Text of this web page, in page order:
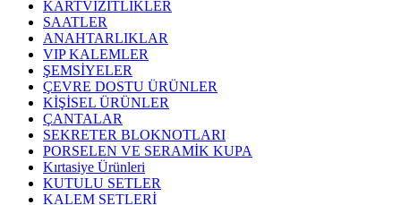
KARTVİZİTLİKLER
SAATLER
ANAHTARLIKLAR
VIP KALEMLER
ŞEMSİYELER
ÇEVRE DOSTU ÜRÜNLER
KİŞİSEL ÜRÜNLER
ÇANTALAR
SEKRETER BLOKNOTLARI
PORSELEN VE SERAMİK KUPA
Kırtasiye Ürünleri
KUTULU SETLER
KALEM SETLERİ